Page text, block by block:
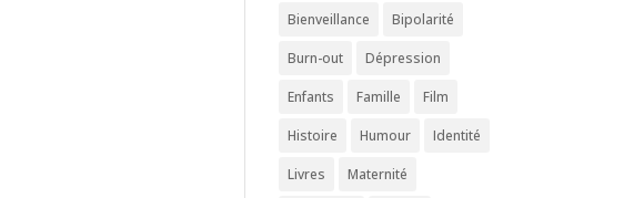
Bienveillance Bipolarité
Burn-out Dépression
Enfants Famille Film
Histoire Humour Identité
Livres Maternité